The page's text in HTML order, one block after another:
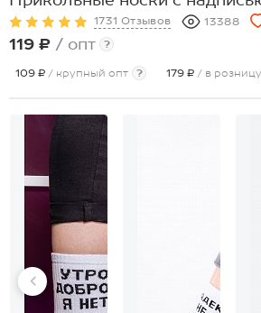
1731 Отзывов 13388
119 ₽ / опт ?
109 ₽ / крупный опт ? 179 ₽ / в розницу